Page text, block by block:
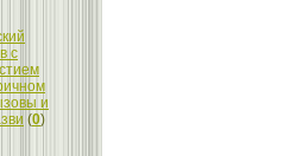
с
и
(0)